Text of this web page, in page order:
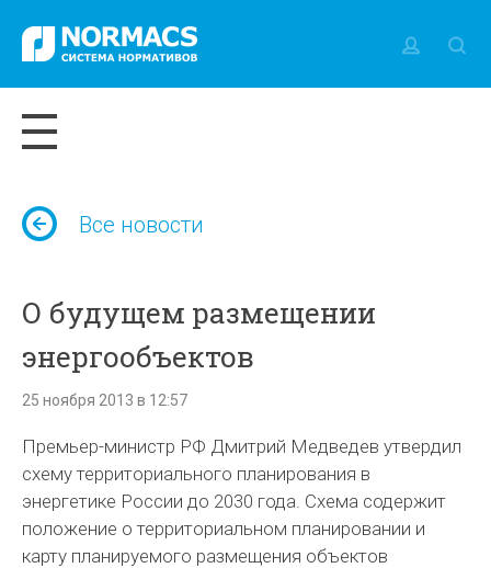
Все новости
О будущем размещении
энергообъектов
25 ноября 2013 в 12:57
Премьер-министр РФ Дмитрий Медведев утвердил
схему территориального планирования в
энергетике России до 2030 года. Схема содержит
положение о территориальном планировании и
карту планируемого размещения объектов